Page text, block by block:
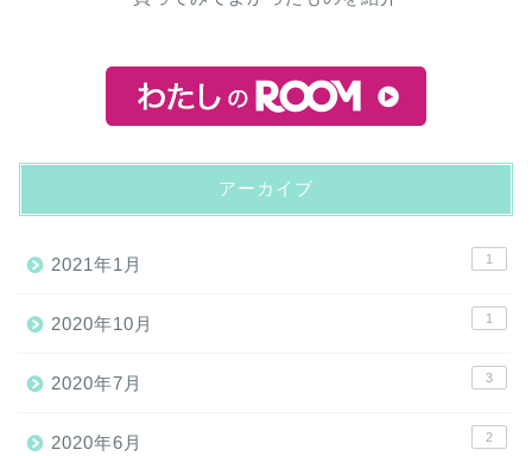
アーカイブ
2021年1月 1
2020年10月 1
2020年7月 3
2020年6月 2